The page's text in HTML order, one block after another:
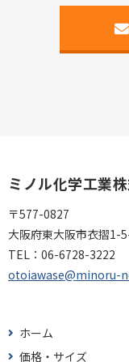
ミノル化学工業
〒577-0827
大阪府東大阪市衣摺1-
TEL： 06-6728-3222
otoiawase@minoru-
ホーム
価格・サイズ